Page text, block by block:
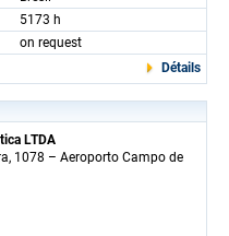
5173 h
on request
Détails
LTDA
1078 – Aeroporto Campo de